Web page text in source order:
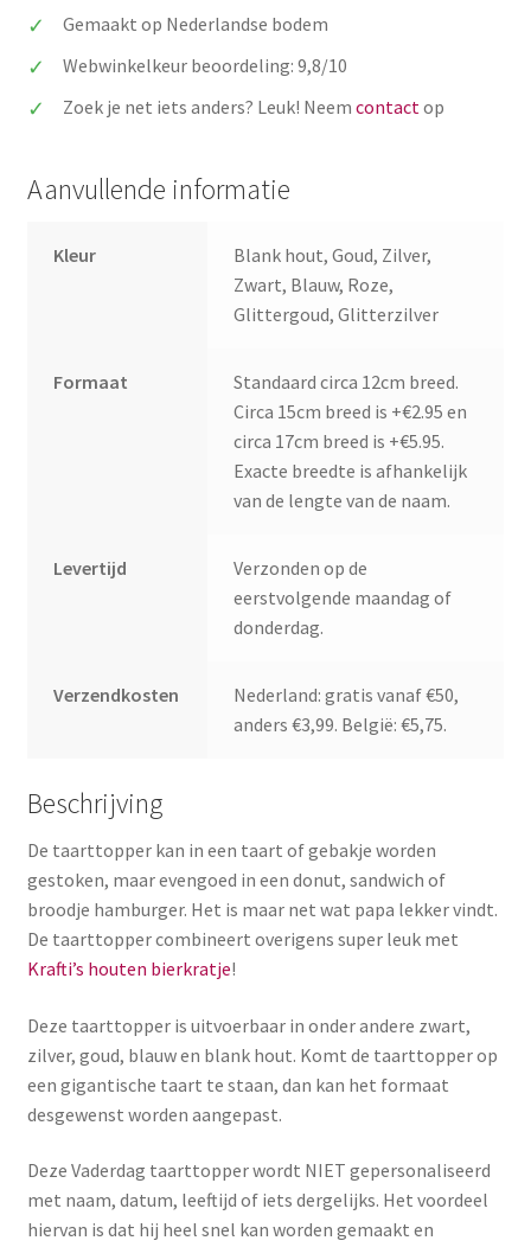
Ooit Gemaakt op Nederlandse bodem
Webwinkelkeur beoordeling: 9,8/10
Zoek je net iets anders? Leuk! Neem contactop
Aanvullende informatie
Kleur
Blank hout, Goud, Zilver,
Zwart, Blauw, Roze,
Glittergoud, Glitterzilver
Formaat
Standaard circa 12cm breed.
Circa 15cm breed is +€2.95 en
circa 17cm breed is +€5.95.
Exacte breedte is afhankelijk
van de lengte van de naam.
Levertijd
Verzonden op de
eerstvolgende maandag of
donderdag.
Verzendkosten
Nederland: gratis vanaf €50,
anders €3,99. België: €5,75.
Beschrijving
De taarttopper kan in een taart of gebakje worden
gestoken, maar evengoed in een donut, sandwich of
broodje hamburger. Het is maar net wat papa lekker vindt.
De taarttopper combineert overigens super leuk met
Krafti’s houten bierkratje!
Deze taarttopper is uitvoerbaar in onder andere zwart,
zilver, goud, blauw en blank hout. Komt de taarttopper op
een gigantische taart te staan, dan kan het formaat
desgewenst worden aangepast.
Deze Vaderdag taarttopper wordt NIET gepersonaliseerd
met naam, datum, leeftijd of iets dergelijks. Het voordeel
hiervan is dat hij heel snel kan worden gemaakt en